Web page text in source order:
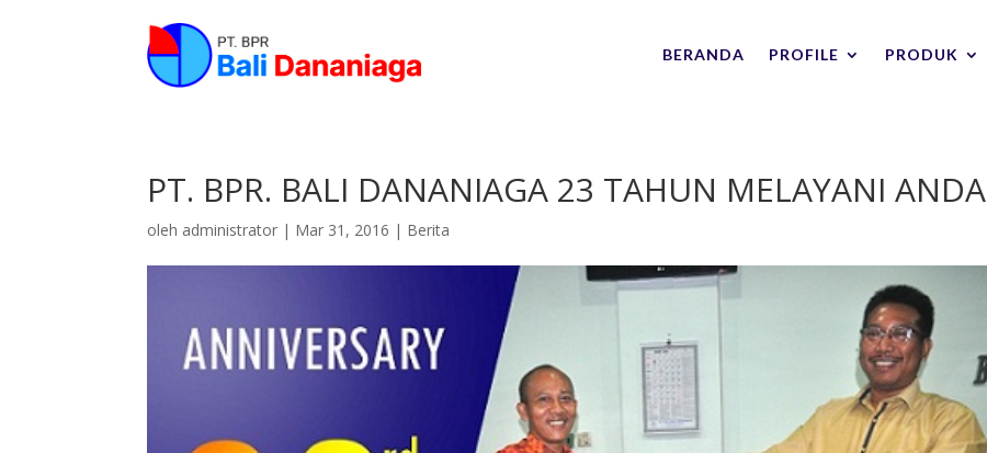
BERANDA PROFILE PRODUK
PT. BPR. BALI DANANIAGA 23 TAHUN MELAYANI ANDA
oleh administrator | Mar 31, 2016 | Berita